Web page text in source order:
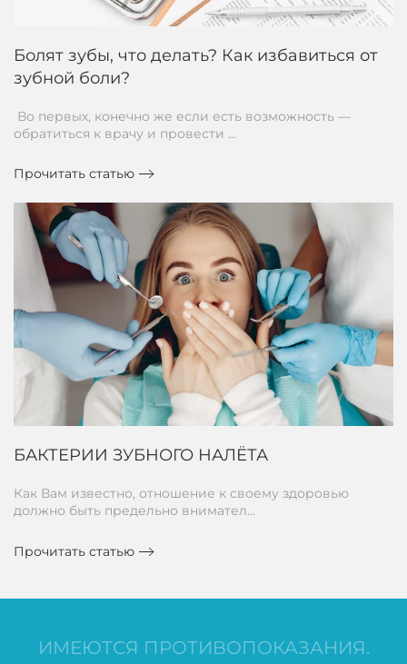
Болят зубы, что делать? Как избавиться от
зубной боли?
Во первых, конечно же если есть возможность —
обратиться к врачу и провести …
Прочитать статью
БАКТЕРИИ ЗУБНОГО НАЛЁТА
Как Вам известно, отношение к своему здоровью
должно быть предельно внимател…
Прочитать статью
ИМЕЮТСЯ ПРОТИВОПОКАЗАНИЯ.